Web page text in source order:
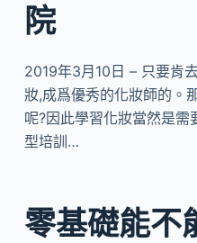
院
2019年3月10日 – 只要肯
妝,成爲優秀的化妝師的。
呢?因此學習化妝當然是
型培訓…
零基礎能不